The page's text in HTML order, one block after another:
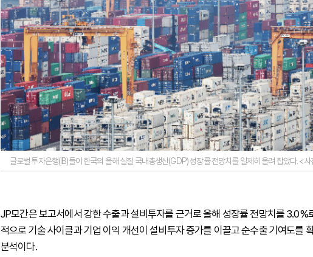
글로벌 투자은행(IB)들이 한국의 올해 실질 국내총생산(GDP) 성장률 전망치를 일제히 올려 잡았다. <
JP모간은 보고서에서 강한 수출과 설비투자를 근거로 올해 성장률 전망치를 3.0%
적으로 기술 사이클과 기업 이익 개선이 설비투자 증가를 이끌고 순수출 기여도를
분석이다.